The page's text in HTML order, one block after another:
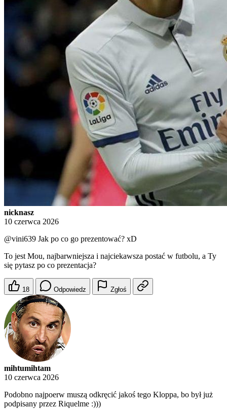
nicknasz
10 czerwca 2026
@vini639 Jak po co go prezentować? xD
To jest Mou, najbarwniejsza i najciekawsza postać w futbolu, a Ty
się pytasz po co prezentacja?
18 Odpowiedz Zgłoś
mihtumihtam
10 czerwca 2026
Podobno najpoerw muszą odkręcić jakoś tego Kloppa, bo był już
podpisany przez Riquelme :)))